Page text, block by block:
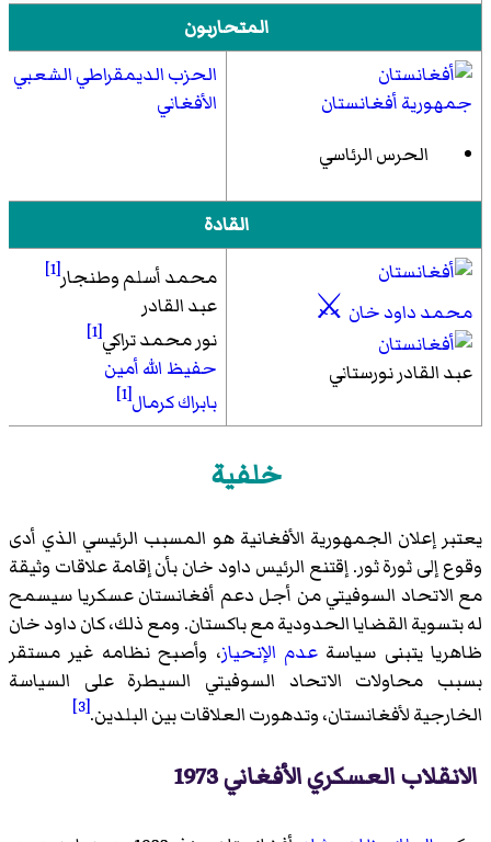
المتحاربون
جمهورية أفغانستان
الحرس الرئاسي
الحزب الديمقراطي الشعبي
الأفغاني
القادة
محمد داود خان ⚔
عبد القادر نورستاني
محمد أسلم وطنجار[1]
عبد القادر
نور محمد تراكي[1]
حفيظ الله أمين
بابراك كرمال[1]
خلفية
يعتبر إعلان الجمهورية الأفغانية هو المسبب الرئيسي الذي أدى
وقوع إلى ثورة ثور. إقتنع الرئيس داود خان بأن إقامة علاقات وثيقة
مع الاتحاد السوفيتي من أجل دعم أفغانستان عسكريا سيسمح
له بتسوية القضايا الحدودية مع باكستان. ومع ذلك، كان داود خان
ظاهريا يتبنى سياسةعدم الإنحياز، وأصبح نظامه غير مستقر
بسبب محاولات الاتحاد السوفيتي السيطرة على السياسة
الخارجية لأفغانستان، وتدهورت العلاقات بين البلدين.[3]
الانقلاب العسكري الأفغاني 1973